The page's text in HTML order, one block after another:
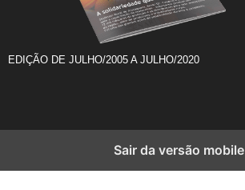
EDIÇÃO DE JULHO/2005 A JULHO/2020
Sair da versão mobile